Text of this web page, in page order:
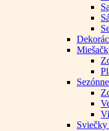
Sviečky